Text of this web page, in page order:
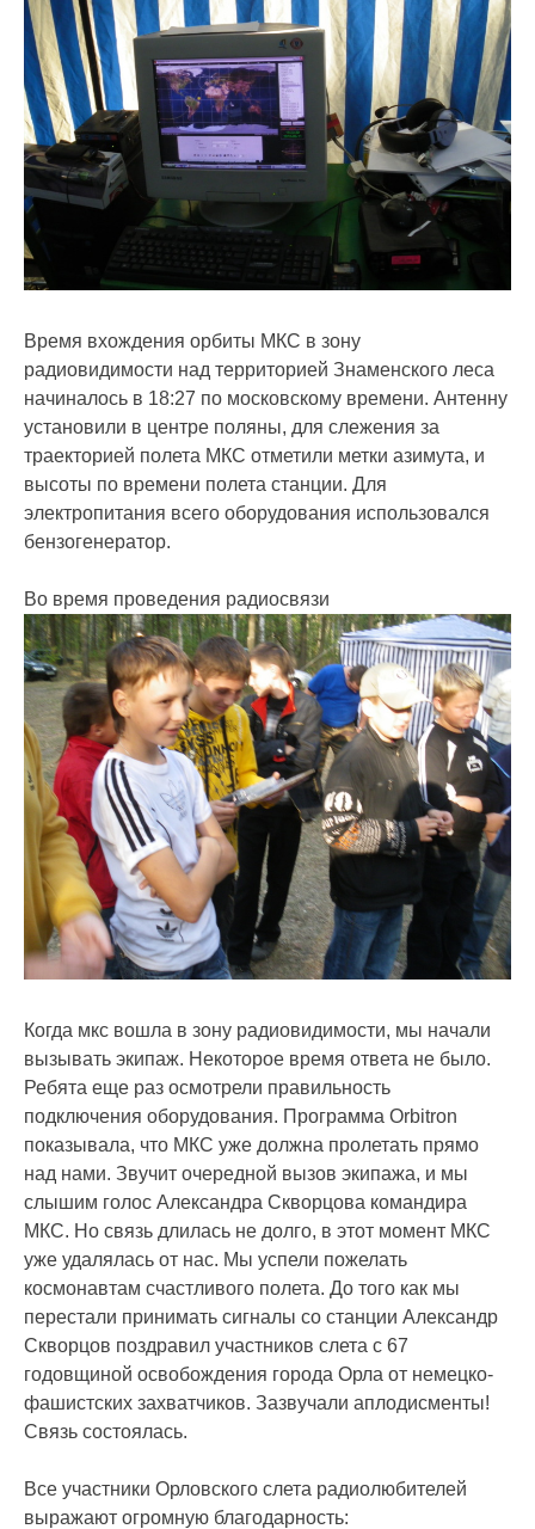
Время вхождения орбиты МКС в зону
радиовидимости над территорией Знаменского леса
начиналось в 18:27 по московскому времени. Антенну
установили в центре поляны, для слежения за
траекторией полета МКС отметили метки азимута, и
высоты по времени полета станции. Для
электропитания всего оборудования использовался
бензогенератор.
Во время проведения радиосвязи
Когда мкс вошла в зону радиовидимости, мы начали
вызывать экипаж. Некоторое время ответа не было.
Ребята еще раз осмотрели правильность
подключения оборудования. Программа Orbitron
показывала, что МКС уже должна пролетать прямо
над нами. Звучит очередной вызов экипажа, и мы
слышим голос Александра Скворцова командира
МКС. Но связь длилась не долго, в этот момент МКС
уже удалялась от нас. Мы успели пожелать
космонавтам счастливого полета. До того как мы
перестали принимать сигналы со станции Александр
Скворцов поздравил участников слета с 67
годовщиной освобождения города Орла от немецко-
фашистских захватчиков. Зазвучали аплодисменты!
Связь состоялась.
Все участники Орловского слета радиолюбителей
выражают огромную благодарность: